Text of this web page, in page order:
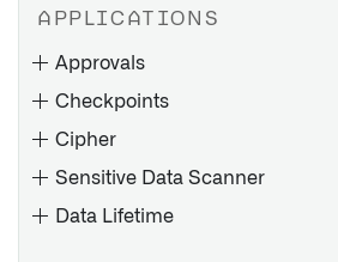
APPLICATIONS
Approvals
Checkpoints
Cipher
Sensitive Data Scanner
Data Lifetime